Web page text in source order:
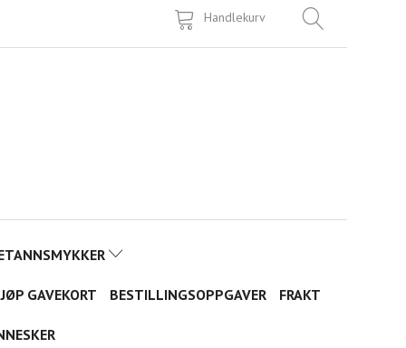
Handlekurv
GAVEKORT BESTILLINGSOPPGAVER FRAKT